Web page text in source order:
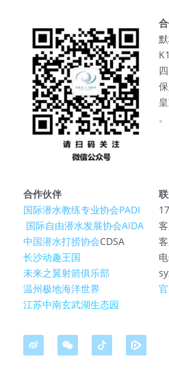
合作伙伴
国际潜水教练专业协会PADI
国际自由潜水发展协会AIDA
中国潜水打捞协会CDSA
长沙动趣王国
未来之翼射箭俱乐部
温州极地海洋世界
江苏中南玄武湖生态园